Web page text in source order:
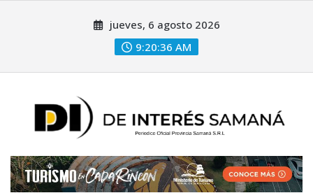
jueves, 6 agosto 2026
9:20:38 AM